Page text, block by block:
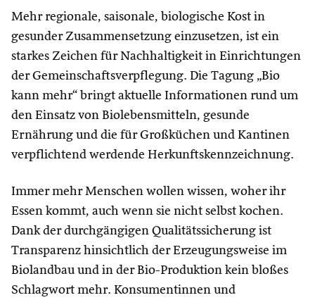
Mehr regionale, saisonale, biologische Kost in
gesunder Zusammensetzung einzusetzen, ist ein
starkes Zeichen für Nachhaltigkeit in Einrichtungen
der Gemeinschaftsverpflegung. Die Tagung „Bio
kann mehr“ bringt aktuelle Informationen rund um
den Einsatz von Biolebensmitteln, gesunde
Ernährung und die für Großküchen und Kantinen
verpflichtend werdende Herkunftskennzeichnung.
Immer mehr Menschen wollen wissen, woher ihr
Essen kommt, auch wenn sie nicht selbst kochen.
Dank der durchgängigen Qualitätssicherung ist
Transparenz hinsichtlich der Erzeugungsweise im
Biolandbau und in der Bio-Produktion kein bloßes
Schlagwort mehr. Konsumentinnen und